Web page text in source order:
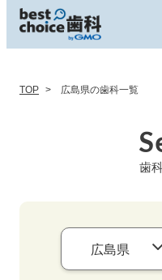
TOP 広島県の歯科一覧
歯